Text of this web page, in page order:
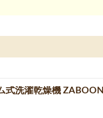
式洗濯乾燥機 ZABOON